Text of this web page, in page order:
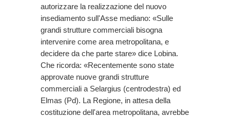
autorizzare la realizzazione del nuovo
insediamento sull'Asse mediano: «Sulle
grandi strutture commerciali bisogna
intervenire come area metropolitana, e
decidere da che parte stare» dice Lobina.
Che ricorda: «Recentemente sono state
approvate nuove grandi strutture
commerciali a Selargius (centrodestra) ed
Elmas (Pd). La Regione, in attesa della
costituzione dell'area metropolitana, avrebbe